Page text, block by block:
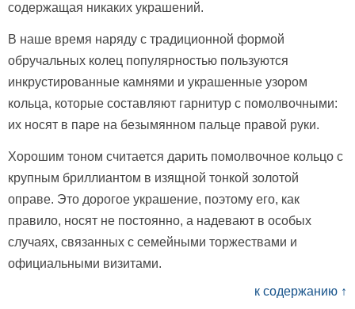
содержащая никаких украшений.
В наше время наряду с традиционной формой
обручальных колец популярностью пользуются
инкрустированные камнями и украшенные узором
кольца, которые составляют гарнитур с помолвочными:
их носят в паре на безымянном пальце правой руки.
Хорошим тоном считается дарить помолвочное кольцо с
крупным бриллиантом в изящной тонкой золотой
оправе. Это дорогое украшение, поэтому его, как
правило, носят не постоянно, а надевают в особых
случаях, связанных с семейными торжествами и
официальными визитами.
к содержанию ↑